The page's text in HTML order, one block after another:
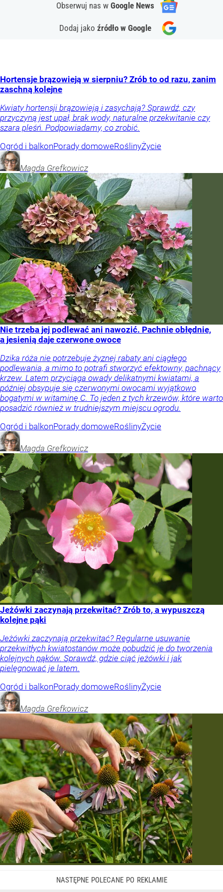
Obserwuj nas w Google News
Dodaj jako źródło w Google
Hortensje brązowieją w sierpniu? Zrób to od razu, zanim
zaschną kolejne
Kwiaty hortensji brązowieją i zasychają? Sprawdź, czy
przyczyną jest upał, brak wody, naturalne przekwitanie czy
szara pleśń. Podpowiadamy, co zrobić.
Ogród i balkonPorady domoweRoślinyŻycie
Magda Grefkowicz
Nie trzeba jej podlewać ani nawozić. Pachnie obłędnie,
a jesienią daje czerwone owoce
Dzika róża nie potrzebuje żyznej rabaty ani ciągłego
podlewania, a mimo to potrafi stworzyć efektowny, pachnący
krzew. Latem przyciąga owady delikatnymi kwiatami, a
później obsypuje się czerwonymi owocami wyjątkowo
bogatymi w witaminę C. To jeden z tych krzewów, które warto
posadzić również w trudniejszym miejscu ogrodu.
Ogród i balkonPorady domoweRoślinyŻycie
Magda Grefkowicz
Jeżówki zaczynają przekwitać? Zrób to, a wypuszczą
kolejne pąki
Jeżówki zaczynają przekwitać? Regularne usuwanie
przekwitłych kwiatostanów może pobudzić je do tworzenia
kolejnych pąków. Sprawdź, gdzie ciąć jeżówki i jak
pielęgnować je latem.
Ogród i balkonPorady domoweRoślinyŻycie
Magda Grefkowicz